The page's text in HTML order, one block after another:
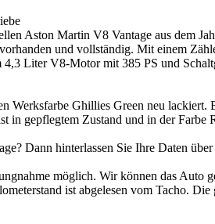
Aston Martin V8 Vantage aus dem
und vollständig. Mit einem
Liter V8-Motor mit 385 PS und
Ghillies Green neu lackiert.
in gepflegtem Zustand und in der
Dann hinterlassen Sie Ihre Daten
möglich. Wir können das
ist abgelesen vom Tacho.